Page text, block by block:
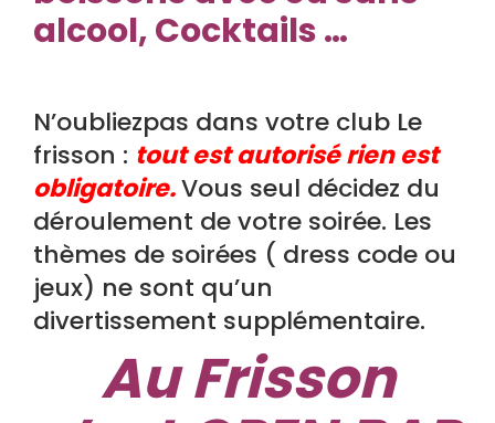
alcool, Cocktails …
N’oubliezpas dans votre club Le
frisson : tout est autorisé rien est
obligatoire.Vous seul décidez du
déroulement de votre soirée. Les
thèmes de soirées ( dress code ou
jeux) ne sont qu’un
divertissement supplémentaire.
Au Frisson